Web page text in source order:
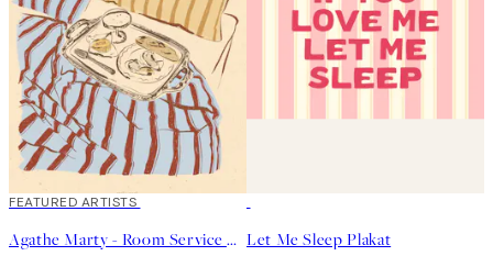
40%*
FEATURED ARTISTS
Agathe Marty - Room Service Plakat Let Me Sleep Plakat